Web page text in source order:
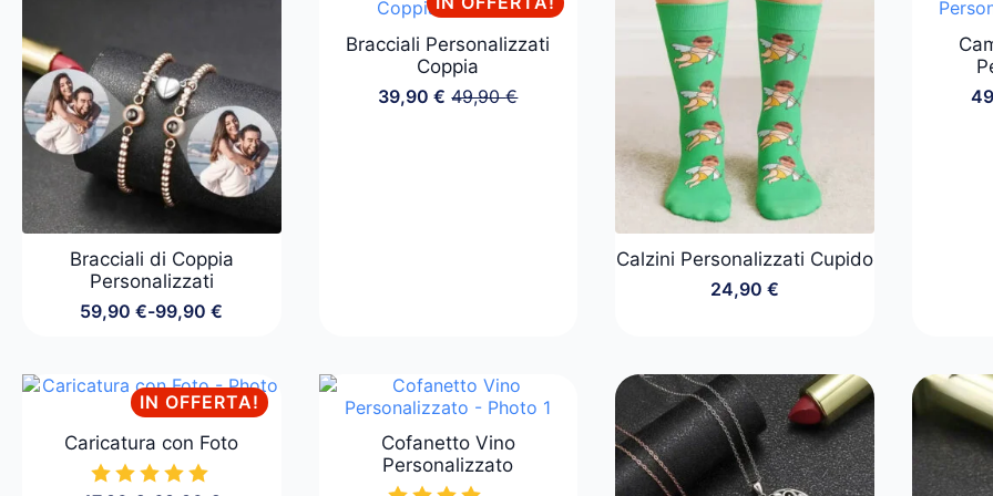
Bracciali di Coppia
Personalizzati
59,90€-99,90€
Fascia
da
59,90 €
a
99,90 €
Bracciali Personalizzati
Coppia
49,90€
Il
39,90€ Il
Calzini Personalizzati Cupido
24,90 €
IN OFFERTA!
Caricatura con Foto
Cofanetto Vino
Personalizzato